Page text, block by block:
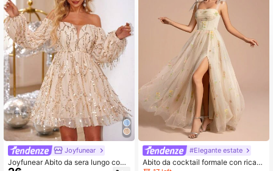
4.82 469K Follower
4.82 469K Follower
4.82 469K Follower
4.82 469K Follower
469K Follower
Joyfunear
Joyfunear Abito da sera lungo con
#Elegante estate
Abito da cocktail formale con ricam